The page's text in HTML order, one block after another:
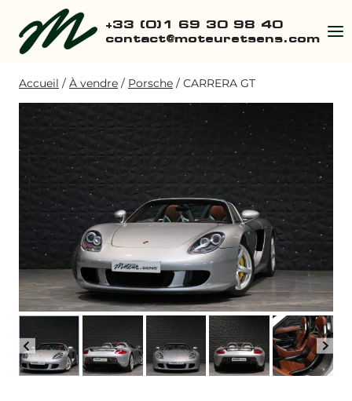
contenu
+33 (0)1 69 30 98 40
contact@moteuretsens.com
Accueil / À vendre / Porsche / CARRERA GT